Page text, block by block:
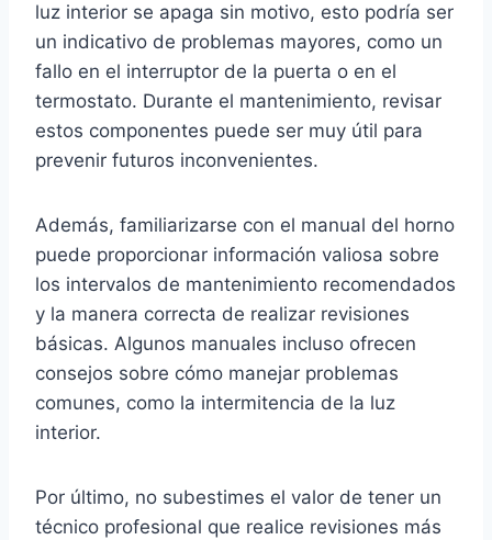
luz interior se apaga sin motivo, esto podría ser
un indicativo de problemas mayores, como un
fallo en el interruptor de la puerta o en el
termostato. Durante el mantenimiento, revisar
estos componentes puede ser muy útil para
prevenir futuros inconvenientes.
Además, familiarizarse con el manual del horno
puede proporcionar información valiosa sobre
los intervalos de mantenimiento recomendados
y la manera correcta de realizar revisiones
básicas. Algunos manuales incluso ofrecen
consejos sobre cómo manejar problemas
comunes, como la intermitencia de la luz
interior.
Por último, no subestimes el valor de tener un
técnico profesional que realice revisiones más